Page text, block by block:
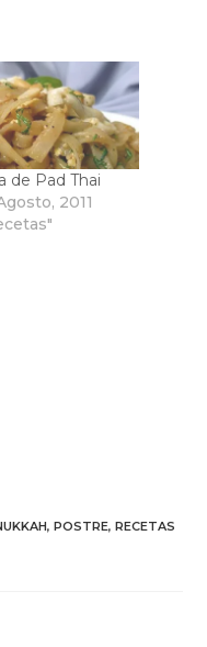
de Pad Thai
2011
, POSTRE, RECETAS